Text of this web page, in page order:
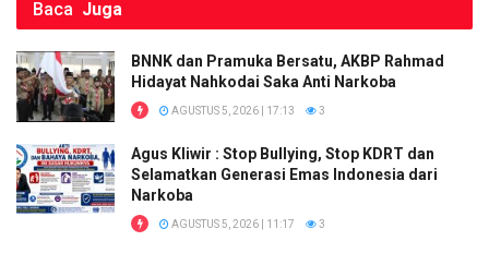
Baca Juga
BNNK dan Pramuka Bersatu, AKBP Rahmad
Hidayat Nahkodai Saka Anti Narkoba
AGUSTUS 5, 2026 | 17:13 3
Agus Kliwir : Stop Bullying, Stop KDRT dan
Selamatkan Generasi Emas Indonesia dari
Narkoba
AGUSTUS 5, 2026 | 11:17 3